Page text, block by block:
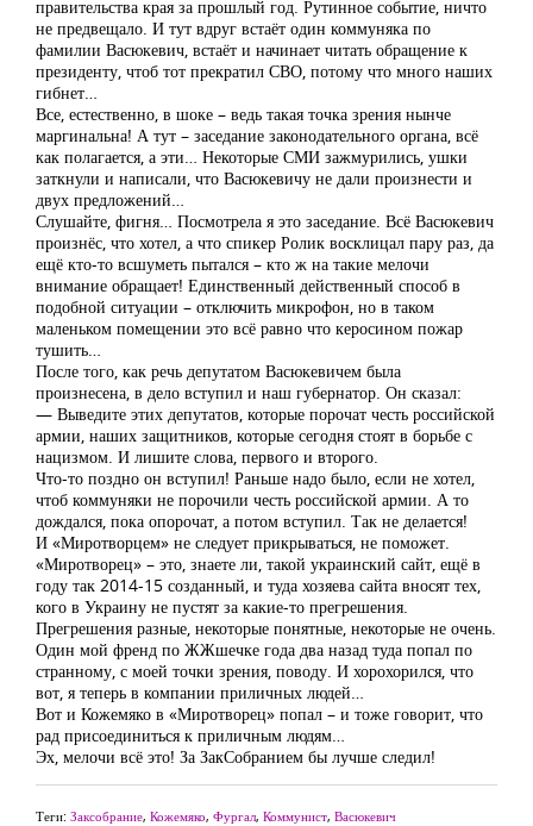
правительства края за прошлый год. Рутинное событие, ничто
не предвещало. И тут вдруг встаёт один коммуняка по
фамилии Васюкевич, встаёт и начинает читать обращение к
президенту, чтоб тот прекратил СВО, потому что много наших
гибнет…
Все, естественно, в шоке – ведь такая точка зрения нынче
маргинальна! А тут – заседание законодательного органа, всё
как полагается, а эти… Некоторые СМИ зажмурились, ушки
заткнули и написали, что Васюкевичу не дали произнести и
двух предложений…
Слушайте, фигня… Посмотрела я это заседание. Всё Васюкевич
произнёс, что хотел, а что спикер Ролик восклицал пару раз, да
ещё кто-то всшуметь пытался – кто ж на такие мелочи
внимание обращает! Единственный действенный способ в
подобной ситуации – отключить микрофон, но в таком
маленьком помещении это всё равно что керосином пожар
тушить…
После того, как речь депутатом Васюкевичем была
произнесена, в дело вступил и наш губернатор. Он сказал:
— Выведите этих депутатов, которые порочат честь российской
армии, наших защитников, которые сегодня стоят в борьбе с
нацизмом. И лишите слова, первого и второго.
Что-то поздно он вступил! Раньше надо было, если не хотел,
чтоб коммуняки не порочили честь российской армии. А то
дождался, пока опорочат, а потом вступил. Так не делается!
И «Миротворцем» не следует прикрываться, не поможет.
«Миротворец» – это, знаете ли, такой украинский сайт, ещё в
году так 2014-15 созданный, и туда хозяева сайта вносят тех,
кого в Украину не пустят за какие-то прегрешения.
Прегрешения разные, некоторые понятные, некоторые не очень.
Один мой френд по ЖЖшечке года два назад туда попал по
странному, с моей точки зрения, поводу. И хорохорился, что
вот, я теперь в компании приличных людей…
Вот и Кожемяко в «Миротворец» попал – и тоже говорит, что
рад присоединиться к приличным людям…
Эх, мелочи всё это! За ЗакСобранием бы лучше следил!
Теги: Заксобрание, Кожемяко, Фургал, Коммунист, Васюкевич